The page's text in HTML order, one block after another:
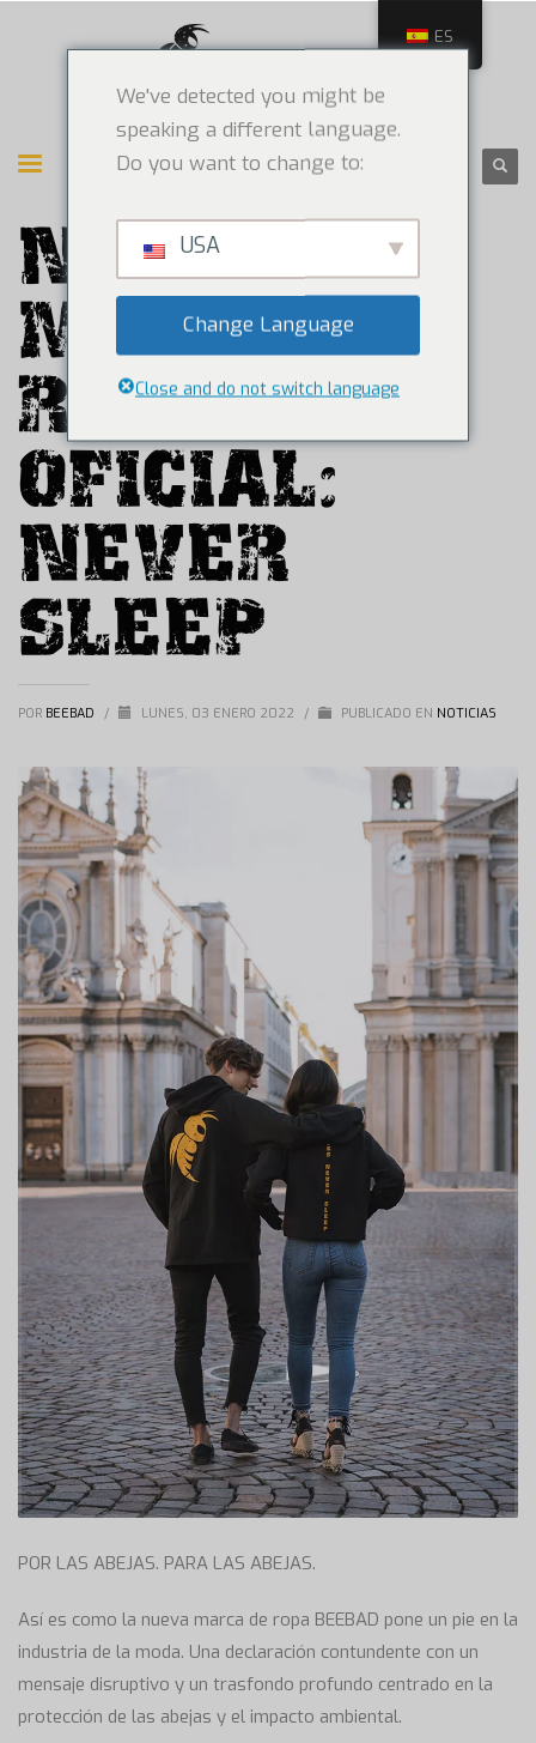
NUEVA
MARCA DE
ROPA
OFICIAL:
NEVER
SLEEP
POR BEEBAD / LUNES, 03 ENERO 2022 / PUBLICADO EN NOTICIAS
POR LAS ABEJAS. PARA LAS ABEJAS.
Así es como la nueva marca de ropa BEEBAD pone un pie en la
industria de la moda. Una declaración contundente con un
mensaje disruptivo y un trasfondo profundo centrado en la
protección de las abejas y el impacto ambiental.
ES
We've detected you might be
speaking a different language.
Do you want to change to:
USA
Change Language
Close and do not switch language